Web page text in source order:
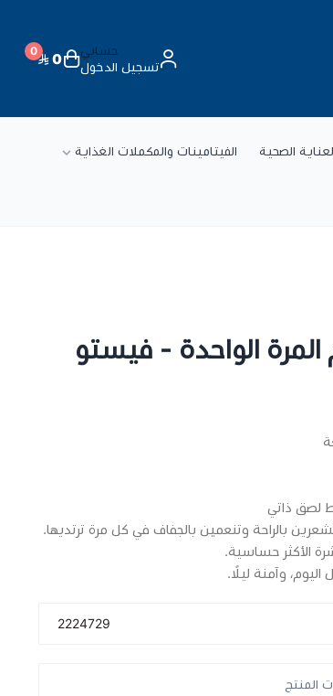
حسابي
تسجيل الدخول
0
0
الصحية الفيتامينات والمكملات الغذاية
الواحدة - فيستو
لصق ذاتي
بالراحة وتنعمين بالجفاف في كل مرة ترتديها.
الأكثر حساسية.
وآمنة ليلًا.
2224729
المنتج